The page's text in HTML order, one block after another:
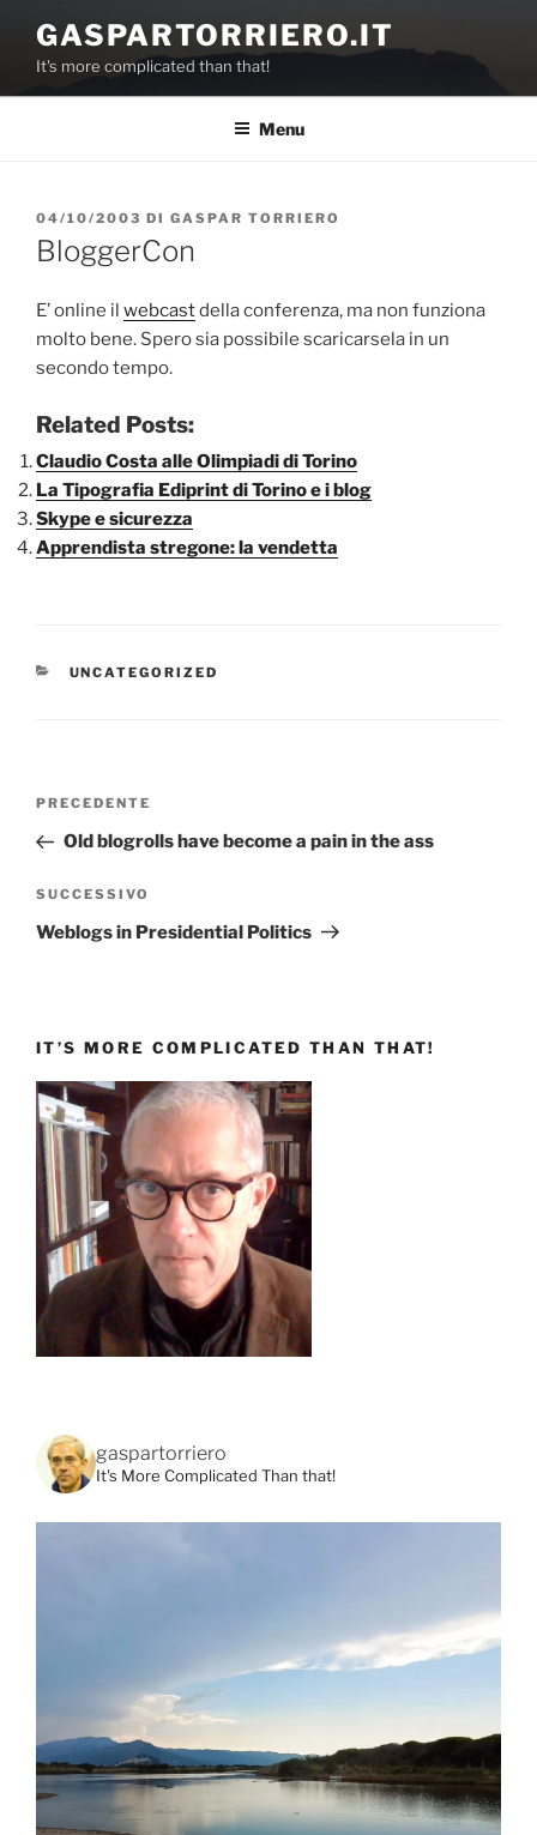
contenuto
GASPARTORRIERO.IT
It's more complicated than that!
Menu
PUBBLICATO
IL
04/10/2003 DI GASPAR TORRIERO
BloggerCon
E’ online il webcastdella conferenza, ma non funziona
molto bene. Spero sia possibile scaricarsela in un
secondo tempo.
Related Posts:
Claudio Costa alle Olimpiadi di Torino
La Tipografia Ediprint di Torino e i blog
Skype e sicurezza
Apprendista stregone: la vendetta
CATEGORIE
UNCATEGORIZED
Navigazione
Articolo
precedente:
PRECEDENTE
Old blogrolls have become a pain in the ass
Articolo
successivo
SUCCESSIVO
Weblogs in Presidential Politics
IT’S MORE COMPLICATED THAN THAT!
gaspartorriero
It's More Complicated Than that!